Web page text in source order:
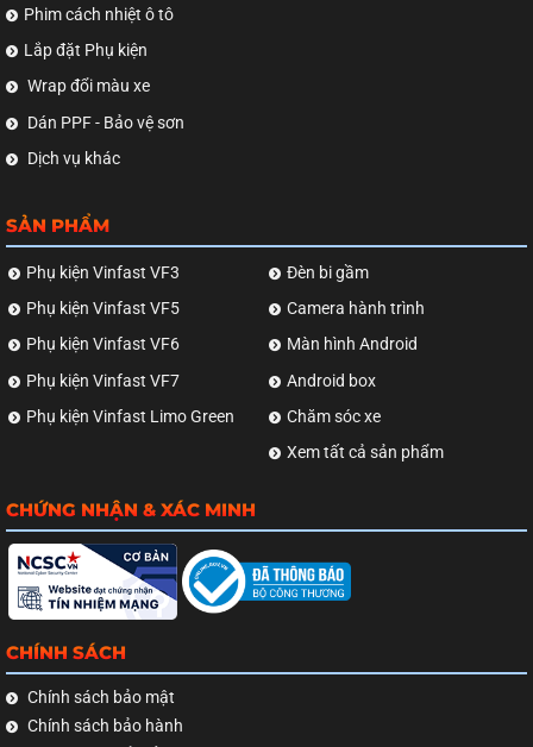
Phim cách nhiệt ô tô
Lắp đặt Phụ kiện
Wrap đổi màu xe
Dán PPF - Bảo vệ sơn
Dịch vụ khác
SẢN PHẨM
Phụ kiện Vinfast VF3
Phụ kiện Vinfast VF5
Phụ kiện Vinfast VF6
Phụ kiện Vinfast VF7
Phụ kiện Vinfast Limo Green
Đèn bi gầm
Camera hành trình
Màn hình Android
Android box
Chăm sóc xe
Xem tất cả sản phẩm
CHỨNG NHẬN & XÁC MINH
CHÍNH SÁCH
Chính sách bảo mật
Chính sách bảo hành